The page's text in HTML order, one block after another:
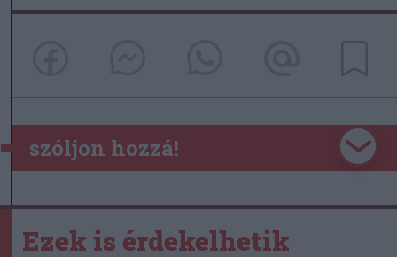
szóljon hozzá!
Ezek is érdekelhetik